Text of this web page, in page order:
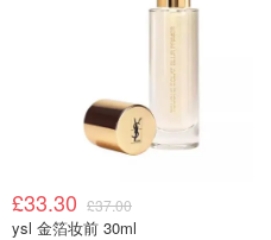
£33.30 £37.00
ysl 金箔妆前 30ml